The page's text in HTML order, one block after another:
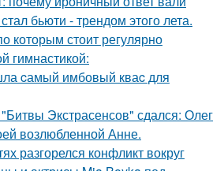
бьюти - трендом этого лета.
которым стоит регулярно
гимнастикой:
cамый имбовый кваc для
Экстрасенсов" сдался: Олег
возлюбленной Анне.
разгорелся конфликт вокруг